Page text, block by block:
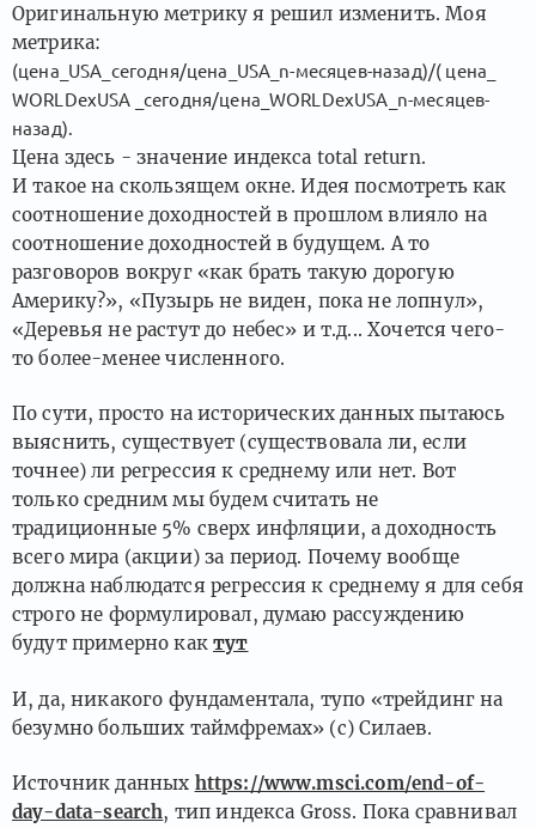
Оригинальную метрику я решил изменить. Моя
метрика:
(цена_USA_сегодня/цена_USA_n-месяцев-назад)/( цена_
WORLDexUSA _сегодня/цена_WORLDexUSA_n-месяцев-
назад).
Цена здесь - значение индекса total return.
И такое на скользящем окне. Идея посмотреть как
соотношение доходностей в прошлом влияло на
соотношение доходностей в будущем. А то
разговоров вокруг «как брать такую дорогую
Америку?», «Пузырь не виден, пока не лопнул»,
«Деревья не растут до небес» и т.д... Хочется чего-
то более-менее численного.
По сути, просто на исторических данных пытаюсь
выяснить, существует (существовала ли, если
точнее) ли регрессия к среднему или нет. Вот
только средним мы будем считать не
традиционные 5% сверх инфляции, а доходность
всего мира (акции) за период. Почему вообще
должна наблюдатся регрессия к среднему я для себя
строго не формулировал, думаю рассуждению
будут примерно кактут
И, да, никакого фундаментала, тупо «трейдинг на
безумно больших таймфремах» (с) Силаев.
Источник данных https://www.msci.com/end-of-
day-data-search, тип индекса Gross. Пока сравнивал